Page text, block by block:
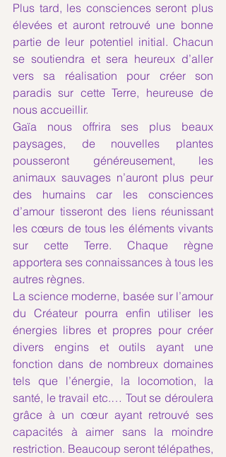
Plus tard, les consciences seront plus
élevées et auront retrouvé une bonne
partie de leur potentiel initial. Chacun
se soutiendra et sera heureux d’aller
vers sa réalisation pour créer son
paradis sur cette Terre, heureuse de
nous accueillir.
Gaïa nous offrira ses plus beaux
paysages, de nouvelles plantes
pousseront généreusement, les
animaux sauvages n’auront plus peur
des humains car les consciences
d’amour tisseront des liens réunissant
les cœurs de tous les éléments vivants
sur cette Terre. Chaque règne
apportera ses connaissances à tous les
autres règnes.
La science moderne, basée sur l’amour
du Créateur pourra enfin utiliser les
énergies libres et propres pour créer
divers engins et outils ayant une
fonction dans de nombreux domaines
tels que l’énergie, la locomotion, la
santé, le travail etc.… Tout se déroulera
grâce à un cœur ayant retrouvé ses
capacités à aimer sans la moindre
restriction. Beaucoup seront télépathes,